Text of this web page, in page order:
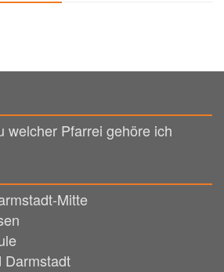
welcher Pfarrei gehöre ich
Mitte
Darmstadt